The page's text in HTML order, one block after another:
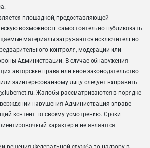
площадкой, предоставляющей
возможность самостоятельно публиковать
материалы загружаются исключительно
контроля, модерации или
Администрации. В случае обнаружения
авторские права или иное законодательство
заинтересованному лицу следует направить
Жалобы рассматриваются в порядке
нарушения Администрация вправе
контент по своему усмотрению. Сроки
характер и не являются
решения Федеральной служба по надзору в